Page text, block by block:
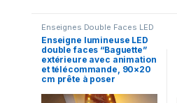
Enseignes Double Faces LED
Enseigne lumineuse LED
double faces “Baguette”
extérieure avec animation
et télécommande, 90×20
cm prête à poser